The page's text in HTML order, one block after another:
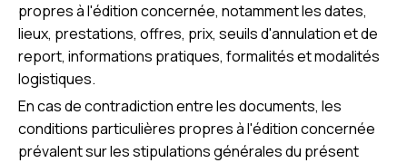
propres à l'édition concernée, notamment les dates,
lieux, prestations, offres, prix, seuils d'annulation et de
report, informations pratiques, formalités et modalités
logistiques.
En cas de contradiction entre les documents, les
conditions particulières propres à l'édition concernée
prévalent sur les stipulations générales du présent